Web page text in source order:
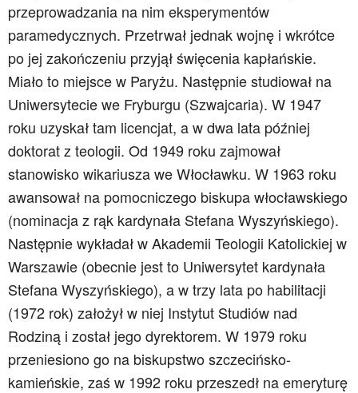
przeprowadzania na nim eksperymentów
paramedycznych. Przetrwał jednak wojnę i wkrótce
po jej zakończeniu przyjął święcenia kapłańskie.
Miało to miejsce w Paryżu. Następnie studiował na
Uniwersytecie we Fryburgu (Szwajcaria). W 1947
roku uzyskał tam licencjat, a w dwa lata później
doktorat z teologii. Od 1949 roku zajmował
stanowisko wikariusza we Włocławku. W 1963 roku
awansował na pomocniczego biskupa włocławskiego
(nominacja z rąk kardynała Stefana Wyszyńskiego).
Następnie wykładał w Akademii Teologii Katolickiej w
Warszawie (obecnie jest to Uniwersytet kardynała
Stefana Wyszyńskiego), a w trzy lata po habilitacji
(1972 rok) założył w niej Instytut Studiów nad
Rodziną i został jego dyrektorem. W 1979 roku
przeniesiono go na biskupstwo szczecińsko-
kamieńskie, zaś w 1992 roku przeszedł na emeryturę